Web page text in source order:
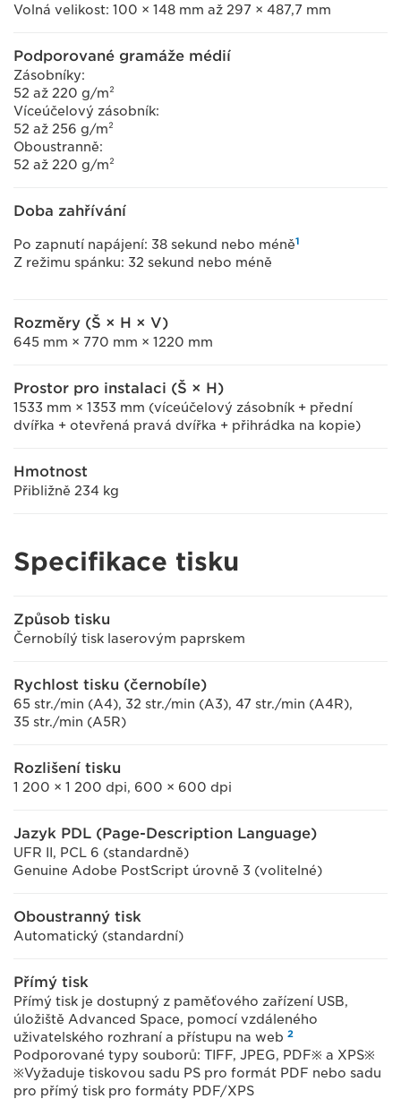
Volná velikost: 100 × 148 mm až 297 × 487,7 mm
Podporované gramáže médií
Zásobníky:
52 až 220 g/m²
Víceúčelový zásobník:
52 až 256 g/m²
Oboustranně:
52 až 220 g/m²
Doba zahřívání
Po zapnutí napájení: 38 sekund nebo méně1
Z režimu spánku: 32 sekund nebo méně
Rozměry (Š × H × V)
645 mm × 770 mm × 1220 mm
Prostor pro instalaci (Š × H)
1533 mm × 1353 mm (víceúčelový zásobník + přední
dvířka + otevřená pravá dvířka + přihrádka na kopie)
Hmotnost
Přibližně 234 kg
Specifikace tisku
Způsob tisku
Černobílý tisk laserovým paprskem
Rychlost tisku (černobíle)
65 str./min (A4), 32 str./min (A3), 47 str./min (A4R),
35 str./min (A5R)
Rozlišení tisku
1 200 × 1 200 dpi, 600 × 600 dpi
Jazyk PDL (Page-Description Language)
UFR II, PCL 6 (standardně)
Genuine Adobe PostScript úrovně 3 (volitelné)
Oboustranný tisk
Automatický (standardní)
Přímý tisk
Přímý tisk je dostupný z paměťového zařízení USB,
úložiště Advanced Space, pomocí vzdáleného
uživatelského rozhraní a přístupu na web 2
Podporované typy souborů: TIFF, JPEG, PDF※ a XPS※
※Vyžaduje tiskovou sadu PS pro formát PDF nebo sadu
pro přímý tisk pro formáty PDF/XPS